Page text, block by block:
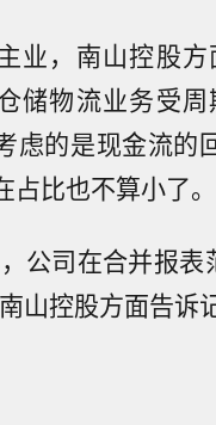
业，南山控股
储物流业务受
虑的是现金流的
占比也不算小了。
公司在合并报
山控股方面告诉
月8日）16时将风暴